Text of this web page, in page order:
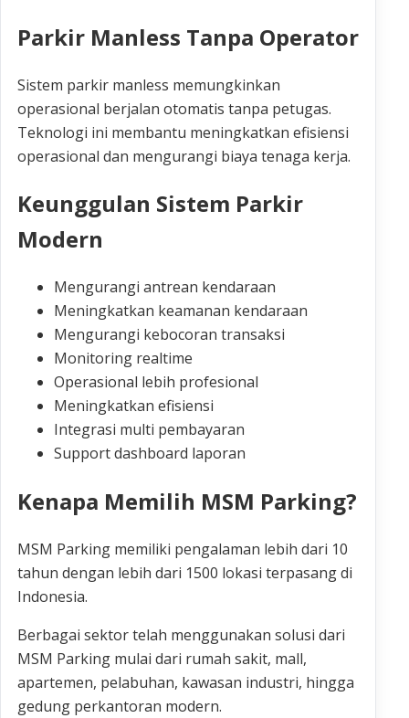
Parkir Manless Tanpa Operator
Sistem parkir manless memungkinkan
operasional berjalan otomatis tanpa petugas.
Teknologi ini membantu meningkatkan efisiensi
operasional dan mengurangi biaya tenaga kerja.
Keunggulan Sistem Parkir
Modern
Mengurangi antrean kendaraan
Meningkatkan keamanan kendaraan
Mengurangi kebocoran transaksi
Monitoring realtime
Operasional lebih profesional
Meningkatkan efisiensi
Integrasi multi pembayaran
Support dashboard laporan
Kenapa Memilih MSM Parking?
MSM Parking memiliki pengalaman lebih dari 10
tahun dengan lebih dari 1500 lokasi terpasang di
Indonesia.
Berbagai sektor telah menggunakan solusi dari
MSM Parking mulai dari rumah sakit, mall,
apartemen, pelabuhan, kawasan industri, hingga
gedung perkantoran modern.